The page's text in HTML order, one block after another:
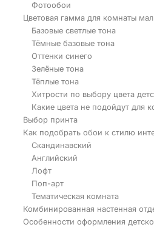
Фотообои
Цветовая гамма для комнаты
Базовые светлые тона
Тёмные базовые тона
Оттенки синего
Зелёные тона
Тёплые тона
Хитрости по выбору цвета
Какие цвета не подойдут для
Выбор принта
Как подобрать обои к стилю
Скандинавский
Английский
Лофт
Поп-арт
Тематическая комната
Комбинированная настенная
Особенности оформления